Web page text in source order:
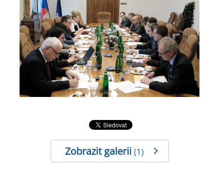
Zobrazit galerii (1)